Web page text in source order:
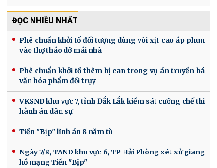
ĐỌC NHIỀU NHẤT
Phê chuẩn khởi tố đối tượng dùng vòi xịt cao áp phun
vào thợ tháo dỡ mái nhà
Phê chuẩn khởi tố thêm bị can trong vụ án truyền bá
văn hóa phẩm đồi trụy
VKSND khu vực 7, tỉnh Đắk Lắk kiểm sát cưỡng chế thi
hành án dân sự
Tiến "Bịp" lĩnh án 8 năm tù
Ngày 7/8, TAND khu vực 6, TP Hải Phòng xét xử giang
hồ mạng Tiến "Bịp"